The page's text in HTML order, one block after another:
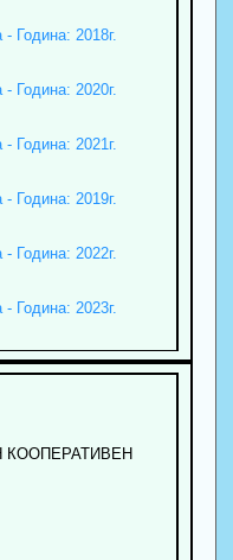
Година: 2018г.
Година: 2020г.
Година: 2021г.
Година: 2019г.
Година: 2022г.
Година: 2023г.
КООПЕРАТИВЕН